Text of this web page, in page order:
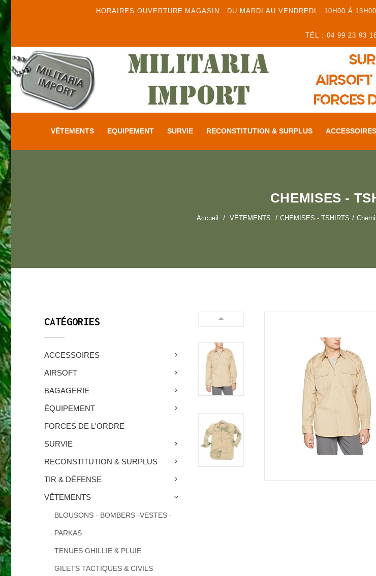
HORAIRES OUVERTURE MAGASIN : DU MARDI AU VENDREDI : 10H00 À
TÉL : 04 99 23 93
VÊTEMENTS EQUIPEMENT SURVIE RECONSTITUTION & SURPLUS ACCESSOIRES
CHEMISES -
Accueil VÊTEMENTS CHEMISES - TSHIRTS
CATÉGORIES
ACCESSOIRES
AIRSOFT
BAGAGERIE
ÉQUIPEMENT
FORCES DE L'ORDRE
SURVIE
RECONSTITUTION & SURPLUS
TIR & DÉFENSE
VÊTEMENTS
BLOUSONS - BOMBERS -VESTES -
PARKAS
TENUES GHILLIE & PLUIE
GILETS TACTIQUES & CIVILS